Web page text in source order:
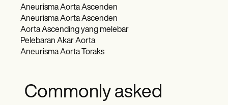
Aneurisma Aorta Ascenden
Aneurisma Aorta Ascenden
Aorta Ascending yang melebar
Pelebaran Akar Aorta
Aneurisma Aorta Toraks
Commonly asked